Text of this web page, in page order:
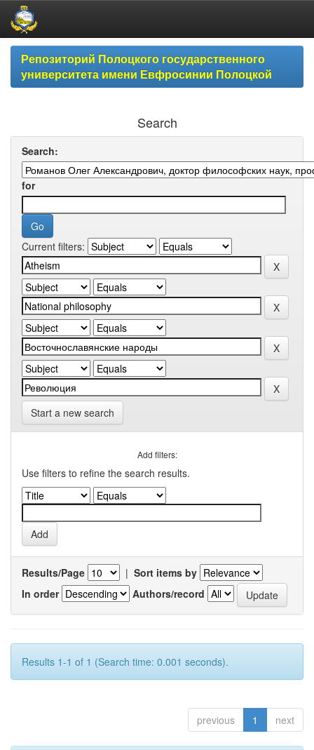
Skip
navigationРепозиторий Полоцкого государственного
университета имени Евфросинии Полоцкой
Search
Search:
for
Current filters:
Start a new search
Add filters:
Use filters to refine the search results.
Results/Page | Sort items by
In order
Authors/record
Results 1-1 of 1 (Search time: 0.001 seconds).
previous 1 next